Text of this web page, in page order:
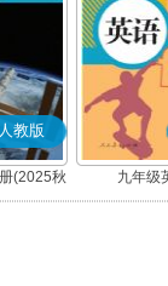
人教版
(2025秋
九年级